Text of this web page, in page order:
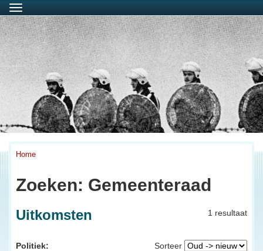
Menu
Home
Zoeken: Gemeenteraad
1 resultaat
Uitkomsten
Sorteer
Politiek: